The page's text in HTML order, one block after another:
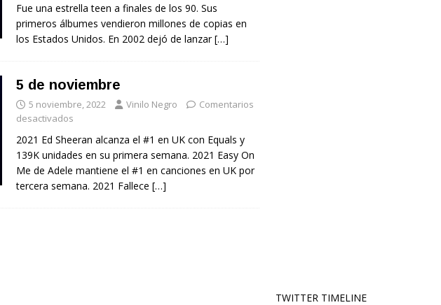
Fue una estrella teen a finales de los 90. Sus
primeros álbumes vendieron millones de copias en
los Estados Unidos. En 2002 dejó de lanzar[…]
5 de noviembre
5 noviembre, 2022 Vinilo Negro
Comentarios
desactivados
2021 Ed Sheeran alcanza el #1 en UK con Equals y
139K unidades en su primera semana. 2021 Easy On
Me de Adele mantiene el #1 en canciones en UK por
tercera semana. 2021 Fallece […]
TWITTER TIMELINE